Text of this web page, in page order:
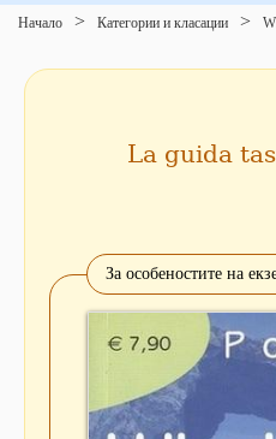
Начало Категории и класации
La guida
За особеностите на